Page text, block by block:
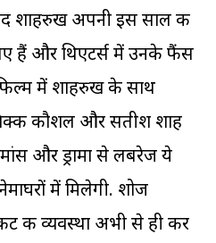
शाहरुख अपनी इस साल की
हैं और थिएटर्स में उनके फैंस
फिल्म में शाहरुख के साथ
कौशल और सतीश शाह
और ड्रामा से लबरेज ये
में मिलेगी. शोज
की व्यवस्था अभी से ही कर